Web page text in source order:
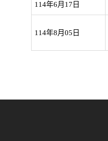
114年6月17日
114年8月05日